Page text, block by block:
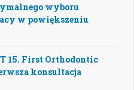
wyboru
w powiększeniu
15. First Orthodontic
konsultacja